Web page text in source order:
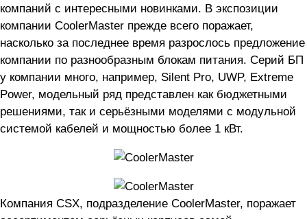
компаний с интересными новинками. В экспозиции
компании CoolerMaster прежде всего поражает,
насколько за последнее время разрослось предложение
компании по разнообразным блокам питания. Серий БП
у компании много, например, Silent Pro, UWP, Extreme
Power, модельный ряд представлен как бюджетными
решениями, так и серьёзными моделями с модульной
системой кабелей и мощностью более 1 кВт.
Компания CSX, подразделение CoolerMaster, поражает